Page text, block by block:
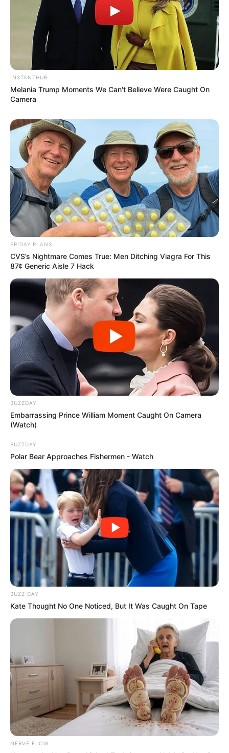
9. Kit de escritório
Sua mãe trabalha home office? Então pense em
um presente que vai fazer parte integralmente
da rotina dela! Kits com agenda, calendário,
caneta e blocos de anotações são ótimas ideias!
10. Kit para as mãos
Além de esse ser um kit relativamente barato, ele
é extremamente essencial para o cuidado das
mãos, que muita gente acaba se esquecendo.
Nesse caso, você pode investir em sabonetes e
cremes, álcool em gel e até mesmo esmaltes.
Pinterest
Como é a relação da sua mãe com a natureza? Se
ela gostar de plantar e cultivar lindas
plantinhas, então que tal investir em um kit de
jardinagem? Além das ferramentas, dá até para
incluir um
vasinho de floresno meio desse
presentão!
INSTANTHUB
Melania Trump Moments We Can't Believe Were Caught On
Camera
FRIDAY PLANS
CVS’s Nightmare Comes True: Men Ditching Viagra For This
87¢ Generic Aisle 7 Hack
BUZZDAY
Embarrassing Prince William Moment Caught On Camera
(Watch)
BUZZDAY
Polar Bear Approaches Fishermen - Watch
BUZZ DAY
Kate Thought No One Noticed, But It Was Caught On Tape
NERVE FLOW